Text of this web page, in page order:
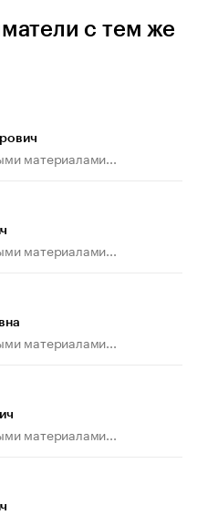
с тем же
материалами...
материалами...
материалами...
материалами...